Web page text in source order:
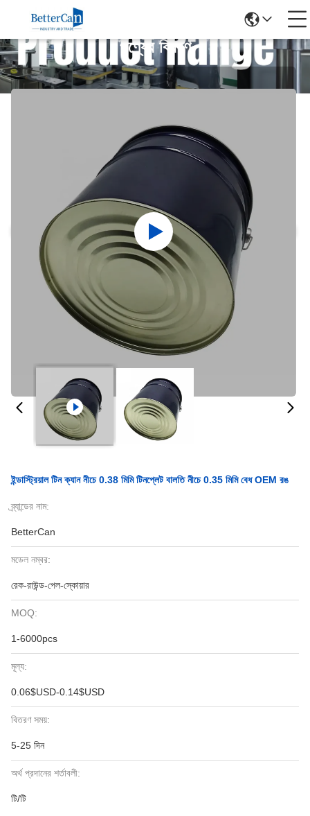
পণ্যের বিবরণ
ইন্ডাস্ট্রিয়াল টিন ক্যান নীচে 0.38 মিমি টিনপ্লেট বালতি নীচে 0.35 মিমি বেধ OEM রঙ
ব্র্যান্ডের নাম:
BetterCan
মডেল নম্বর:
রেক-রাউন্ড-পেল-স্কোয়ার
MOQ:
1-6000pcs
মূল্য:
0.06$USD-0.14$USD
বিতরণ সময়:
5-25 দিন
অর্থ প্রদানের শর্তাবলী:
টি/টি